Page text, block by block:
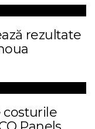
rezultate
costurile